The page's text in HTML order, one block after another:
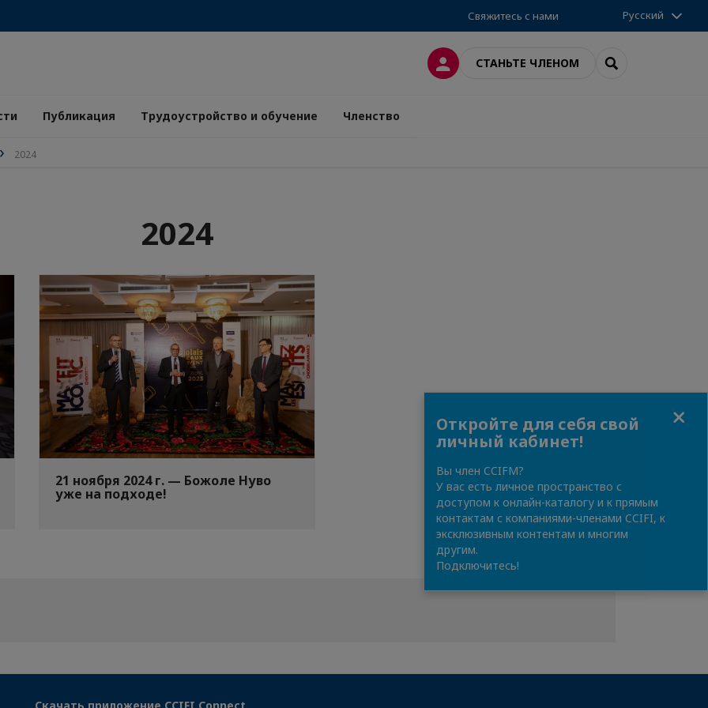
Свяжитесь с нами Русский
ВХОД СТАНЬТЕ ЧЛЕНОМ SEARCH
Публикация Трудоустройство и обучение Членство
2024
2024
21 ноября 2024 г. — Божоле Нуво
уже на подходе!
Откройте для себя свой
личный кабинет!
Вы член CCIFM?
У вас есть личное пространство с
доступом к онлайн-каталогу и к прямым
контактам с компаниями-членами CCIFI, к
эксклюзивным контентам и многим
другим.
Подключитесь!